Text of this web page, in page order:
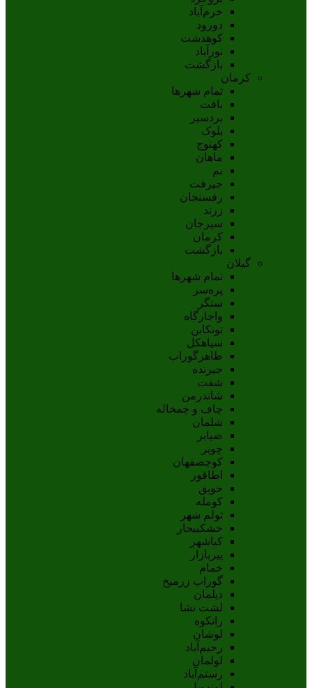
خرم‌آباد
دورود
کوهدشت
نورآباد
بازگشت
کرمان
تمام شهر‌ها
بافت
بردسیر
بلوک
کهنوج
ماهان
بم
جيرفت
رفسنجان
زرند
سيرجان
کرمان
بازگشت
گیلان
تمام شهر‌ها
پره‌سر
سنگر
واجارگاه
توتکابن
سیاهکل
طاهرگوراب
جیرنده
شفت
شاندرمن
چاف و چمخاله
شلمان
ضیابر
چوبر
کوچصفهان
اطاقور
حویق
کومله
تولم شهر
خشکبیجار
کیاشهر
پیربازار
خمام
گوراب زرمیخ
دیلمان
لشت نشا
رانکوه
لوشان
رحیم‌آباد
لولمان
رستم‌آباد